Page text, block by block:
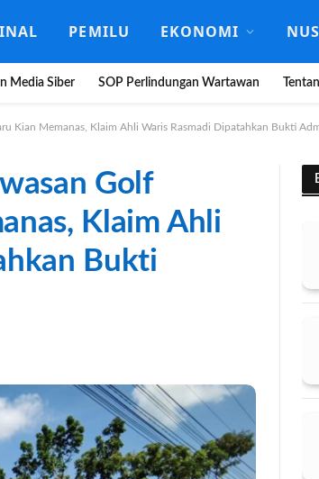
PEMILU EKONOMI
Media Siber SOP Perlindungan Wartawan
Kian Memanas, Klaim Ahli Waris Rasmadi Dipatahkan Bukti
Golf
Klaim Ahli
Bukti